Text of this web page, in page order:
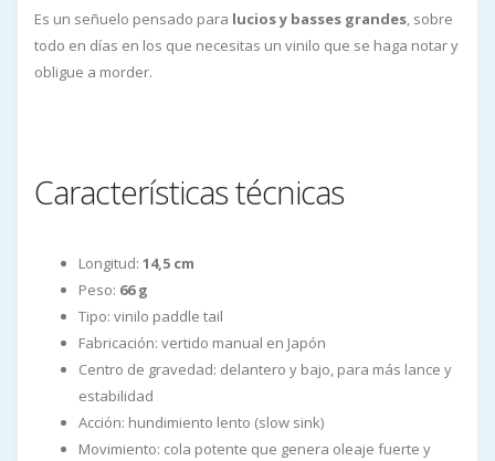
Es un señuelo pensado para lucios y basses grandes, sobre
todo en días en los que necesitas un vinilo que se haga notar y
obligue a morder.
Características técnicas
Longitud: 14,5 cm
Peso: 66 g
Tipo: vinilo paddle tail
Fabricación: vertido manual en Japón
Centro de gravedad: delantero y bajo, para más lance y
estabilidad
Acción: hundimiento lento (slow sink)
Movimiento: cola potente que genera oleaje fuerte y